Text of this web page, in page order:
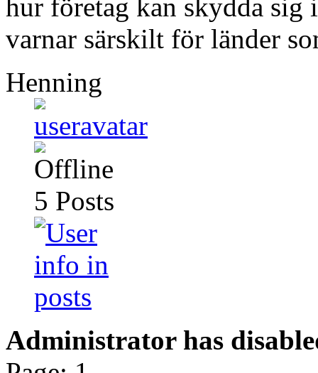
hur företag kan skydda sig
varnar särskilt för länder
Henning
5 Posts
Administrator has